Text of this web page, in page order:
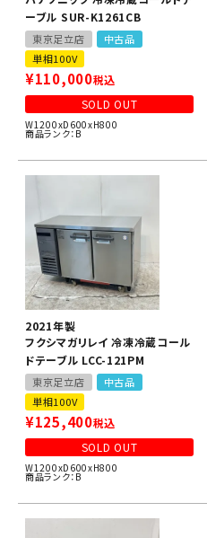
ーブル SUR-K1261CB
東京足立店
中古品
単相100V
¥110,000税込
SOLD OUT
W1200xD600xH800
商品ランク：B
2021年製
フクシマガリレイ 冷凍冷蔵コール
ドテーブル LCC-121PM
東京足立店
中古品
単相100V
¥125,400税込
SOLD OUT
W1200xD600xH800
商品ランク：B